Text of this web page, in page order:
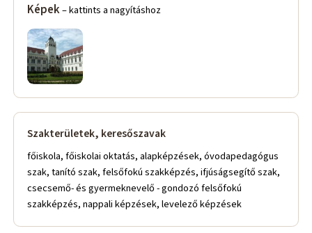
Képek– kattints a nagyításhoz
Szakterületek, keresőszavak
főiskola, főiskolai oktatás, alapképzések, óvodapedagógus
szak, tanító szak, felsőfokú szakképzés, ifjúságsegítő szak,
csecsemő- és gyermeknevelő - gondozó felsőfokú
szakképzés, nappali képzések, levelező képzések